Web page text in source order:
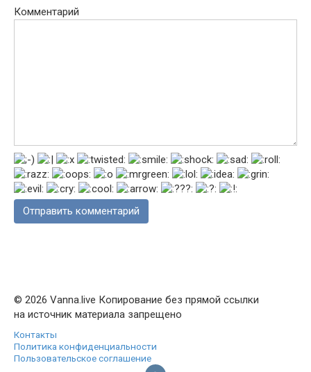
Комментарий
© 2026 Vanna.live Копирование без прямой ссылки
на источник материала запрещено
Контакты
Политика конфиденциальности
Пользовательское соглашение